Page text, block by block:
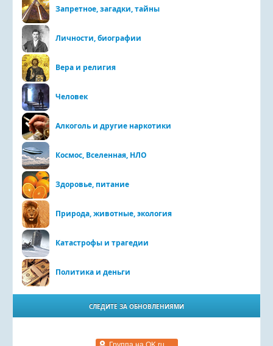
Запретное, загадки, тайны
Личности, биографии
Вера и религия
Человек
Алкоголь и другие наркотики
Космос, Вселенная, НЛО
Здоровье, питание
Природа, животные, экология
Катастрофы и трагедии
Политика и деньги
СЛЕДИТЕ ЗА ОБНОВЛЕНИЯМИ